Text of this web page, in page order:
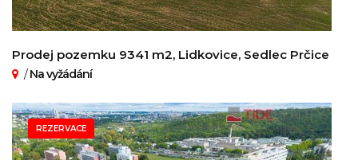
Prodej pozemku 9341 m2, Lidkovice, Sedlec Prčice
/Na vyžádání
REZERVACE